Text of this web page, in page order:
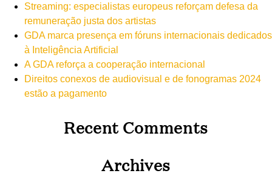
Streaming: especialistas europeus reforçam defesa da
remuneração justa dos artistas
GDA marca presença em fóruns internacionais dedicados
à Inteligência Artificial
A GDA reforça a cooperação internacional
Direitos conexos de audiovisual e de fonogramas 2024
estão a pagamento
Recent Comments
Archives